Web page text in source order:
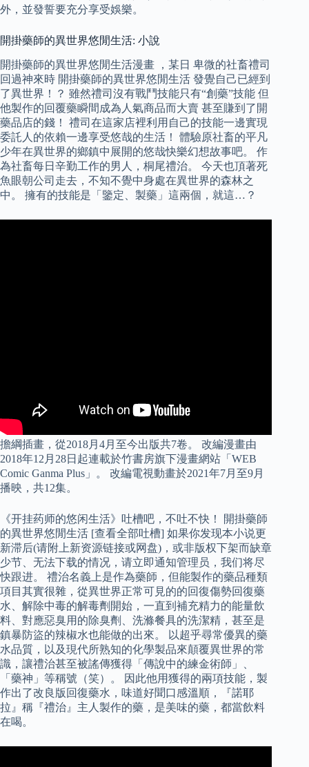
外，並發誓要充分享受娛樂。
開掛藥師的異世界悠閒生活: 小說
開掛藥師的異世界悠閒生活漫畫 ，某日 卑微的社畜禮司
回過神來時 開掛藥師的異世界悠閒生活 發覺自己已經到
了異世界！？ 雖然禮司沒有戰鬥技能只有“創藥”技能 但
他製作的回覆藥瞬間成為人氣商品而大賣 甚至賺到了開
藥品店的錢！ 禮司在這家店裡利用自己的技能一邊實現
委託人的依賴一邊享受悠哉的生活！ 體驗原社畜的平凡
少年在異世界的鄉鎮中展開的悠哉快樂幻想故事吧。 作
為社畜每日辛勤工作的男人，桐尾禮治。 今天也頂著死
魚眼朝公司走去，不知不覺中身處在異世界的森林之
中。 擁有的技能是「鑒定、製藥」這兩個，就這…？
擔綱插畫，從2018月4月至今出版共7卷。 改編漫畫由
2018年12月28日起連載於竹書房旗下漫畫網站「WEB
Comic Ganma Plus」。 改編電視動畫於2021年7月至9月
播映，共12集。
《开挂药师的悠闲生活》吐槽吧，不吐不快！ 開掛藥師
的異世界悠閒生活 [查看全部吐槽] 如果你发现本小说更
新滞后(请附上新资源链接或网盘)，或非版权下架而缺章
少节、无法下载的情况，请立即通知管理员，我们将尽
快跟进。 禮治名義上是作為藥師，但能製作的藥品種類
項目其實很雜，從異世界正常可見的的回復傷勢回復藥
水、解除中毒的解毒劑開始，一直到補充精力的能量飲
料、對應惡臭用的除臭劑、洗滌餐具的洗潔精，甚至是
鎮暴防盜的辣椒水也能做的出來。 以超乎尋常優異的藥
水品質，以及現代所熟知的化學製品來顛覆異世界的常
識，讓禮治甚至被謠傳獲得「傳說中的練金術師」、
「藥神」等稱號（笑）。 因此他用獲得的兩項技能，製
作出了改良版回復藥水，味道好聞口感溫順，『諾耶
拉』稱『禮治』主人製作的藥，是美味的藥，都當飲料
在喝。